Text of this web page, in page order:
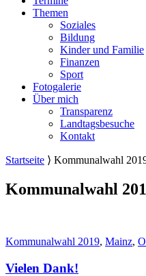
Themen
Soziales
Bildung
Kinder und Familie
Finanzen
Sport
Fotogalerie
Über mich
Transparenz
Landtagsbesuche
Kontakt
Startseite ⟩ Kommunalwahl
Kommunalwahl
Kommunalwahl 2019, Mainz,
Vielen Dank!